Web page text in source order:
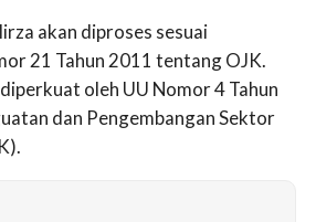
akan diproses sesuai
21 Tahun 2011 tentang OJK.
oleh UU Nomor 4 Tahun
dan Pengembangan Sektor